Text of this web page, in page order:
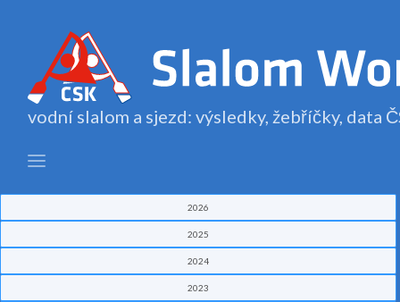
vodní slalom a sjezd: výsledky, žebříčky, data
2026
2025
2024
2023